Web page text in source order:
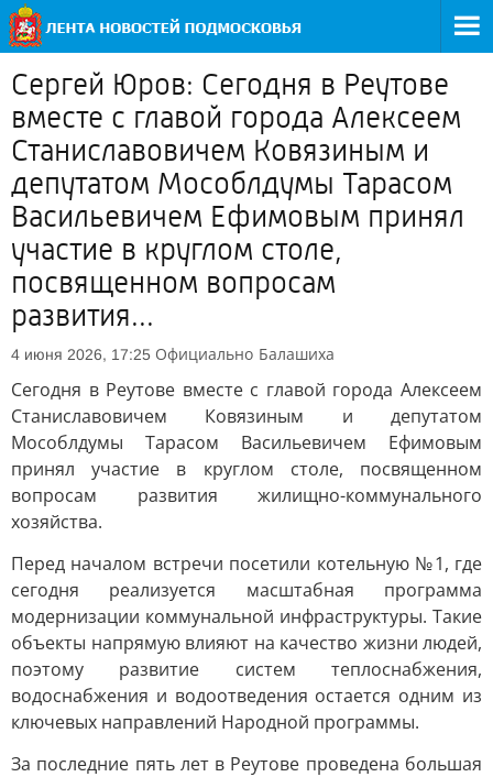
Сергей Юров: Сегодня в Реутове
вместе с главой города Алексеем
Станиславовичем Ковязиным и
депутатом Мособлдумы Тарасом
Васильевичем Ефимовым принял
участие в круглом столе,
посвященном вопросам
развития...
4 июня 2026, 17:25 Официально Балашиха
Сегодня в Реутове вместе с главой города Алексеем
Станиславовичем Ковязиным и депутатом
Мособлдумы Тарасом Васильевичем Ефимовым
принял участие в круглом столе, посвященном
вопросам развития жилищно-коммунального
хозяйства.
Перед началом встречи посетили котельную №1, где
сегодня реализуется масштабная программа
модернизации коммунальной инфраструктуры. Такие
объекты напрямую влияют на качество жизни людей,
поэтому развитие систем теплоснабжения,
водоснабжения и водоотведения остается одним из
ключевых направлений Народной программы.
За последние пять лет в Реутове проведена большая